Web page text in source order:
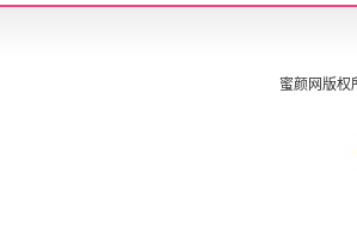
蜜颜网版权